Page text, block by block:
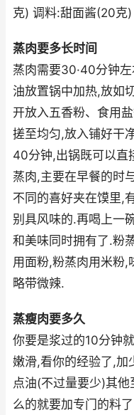
克) 调料:甜面酱(20克
蒸肉要多长时间
蒸肉需要30·40分钟
油放置锅中加热,放如
开放入五香粉、食用
搓至均匀,放入铺好干
40分钟,出锅既可以直
蒸肉,主要在早餐的时
不同的喜好夹在馍里,
别具风味的.再喝上一
和美味同时拥有了.粉
用面粉,粉蒸肉用米粉,
略带微辣.
蒸瘦肉要多久
你要是浆过的10分钟
嫩滑,看你的经验了,加
点油(不过量要少)其
么的就要加专门的料